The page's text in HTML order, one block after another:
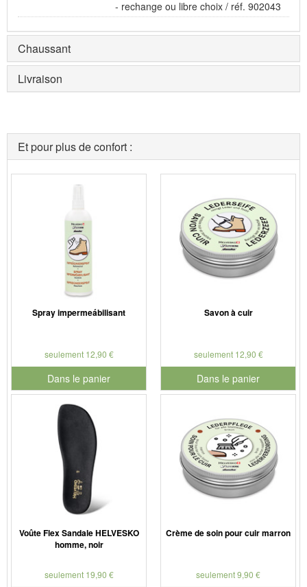
- rechange ou libre choix / réf. 902043
Chaussant
Livraison
Et pour plus de confort :
Spray impermeábilisant
seulement 12,90 €
Dans le panier
pour le numéro de produit 901126
Savon à cuir
seulement 12,90 €
Dans le panier
pour le numéro de produit
Voûte Flex Sandale HELVESKO
homme, noir
seulement 19,90 €
Crème de soin pour cuir marron
seulement 9,90 €